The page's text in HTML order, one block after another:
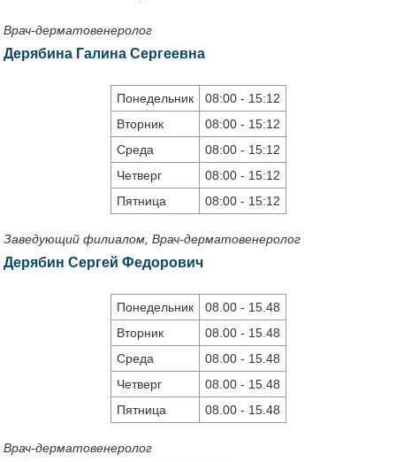
Врач-дерматовенеролог
Дерябина Галина Сергеевна
Понедельник
08:00 - 15:12
Вторник
08:00 - 15:12
Среда
08:00 - 15:12
Четверг
08:00 - 15:12
Пятница
08:00 - 15:12
Заведующий филиалом, Врач-дерматовенеролог
Дерябин Сергей Федорович
Понедельник
08.00 - 15.48
Вторник
08.00 - 15.48
Среда
08.00 - 15.48
Четверг
08.00 - 15.48
Пятница
08.00 - 15.48
Врач-дерматовенеролог